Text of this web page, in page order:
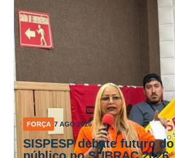
FORÇA 7 AGO 2026
SISPESP debate futuro
público no SUBRAC 2026